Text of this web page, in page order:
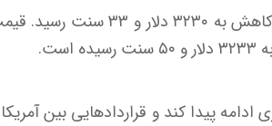
قیمت هر اونس طلا امروز با ۰.۶۱
ادامه پیدا کند و قراردادهایی بین